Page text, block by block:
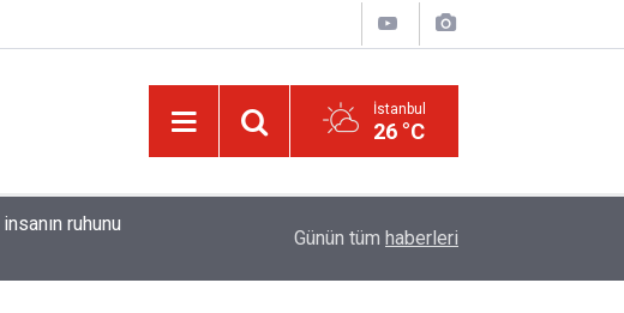
İstanbul
26 °C
Güldüren de O’dur, ağlatan da O’dur, öldüren de
Günün tüm haberleri